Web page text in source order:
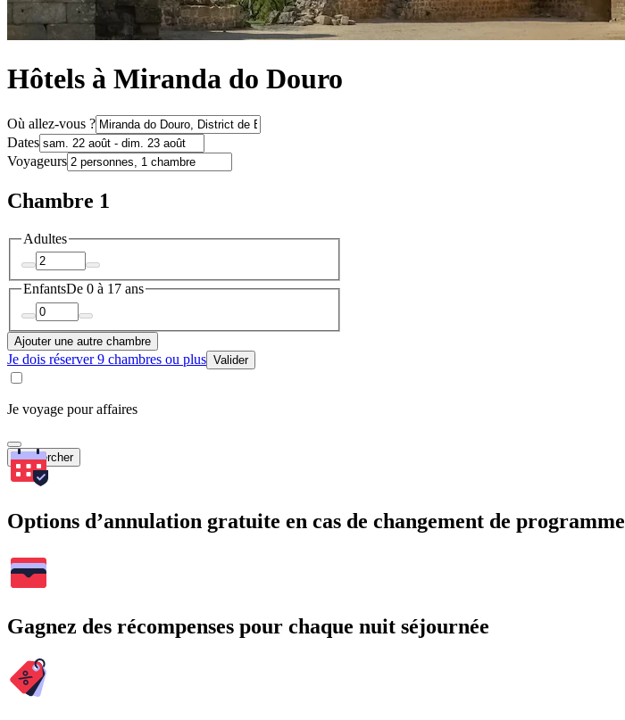
Hôtels à Miranda do Douro
Où allez-vous ?
Dates
Voyageurs
Chambre 1
Adultes
EnfantsDe 0 à 17 ans
Ajouter une autre chambre
Je dois réserver 9 chambres ou plus Valider
Je voyage pour affaires
Rechercher
Options d’annulation gratuite en cas de changement de programme
Gagnez des récompenses pour chaque nuit séjournée